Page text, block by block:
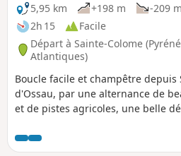
5,95 km
+198 m
-209 m
2h 15
Facile
Départ à Sainte-Colome
Atlantiques)
Boucle facile et champêtre depuis
d'Ossau, par une alternance de
et de pistes agricoles, une belle
PR®, puis VTT et ensuite GR®78.